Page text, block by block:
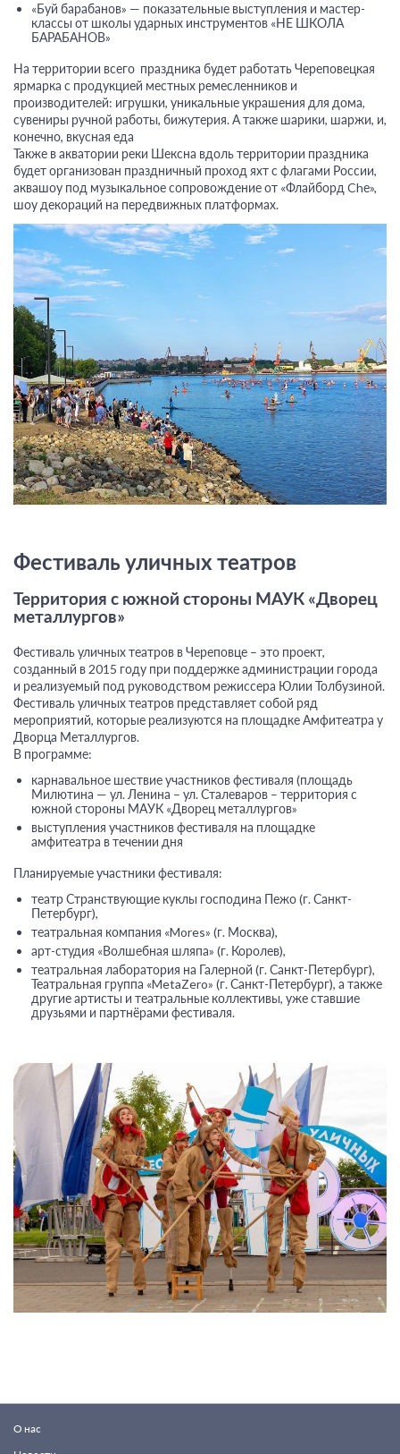
«Буй барабанов» — показательные выступления и мастер-
классы от школы ударных инструментов «НЕ ШКОЛА
БАРАБАНОВ»
На территории всего праздника будет работать Череповецкая
ярмарка с продукцией местных ремесленников и
производителей: игрушки, уникальные украшения для дома,
сувениры ручной работы, бижутерия. А также шарики, шаржи, и,
конечно, вкусная еда
Также в акватории реки Шексна вдоль территории праздника
будет организован праздничный проход яхт с флагами России,
аквашоу под музыкальное сопровождение от «Флайборд Chе»,
шоу декораций на передвижных платформах.
Фестиваль уличных театров
Территория с южной стороны МАУК «Дворец
металлургов»
Фестиваль уличных театров в Череповце – это проект,
созданный в 2015 году при поддержке администрации города
и реализуемый под руководством режиссера Юлии Толбузиной.
Фестиваль уличных театров представляет собой ряд
мероприятий, которые реализуются на площадке Амфитеатра у
Дворца Металлургов.
В программе:
карнавальное шествие участников фестиваля (площадь
Милютина — ул. Ленина – ул. Сталеваров – территория с
южной стороны МАУК «Дворец металлургов»
выступления участников фестиваля на площадке
амфитеатра в течении дня
Планируемые участники фестиваля:
театр Странствующие куклы господина Пежо (г. Санкт-
Петербург),
театральная компания «Mores» (г. Москва),
арт-студия «Волшебная шляпа» (г. Королев),
театральная лаборатория на Галерной (г. Санкт-Петербург),
Театральная группа «MetaZero» (г. Санкт-Петербург), а также
другие артисты и театральные коллективы, уже ставшие
друзьями и партнёрами фестиваля.
О нас